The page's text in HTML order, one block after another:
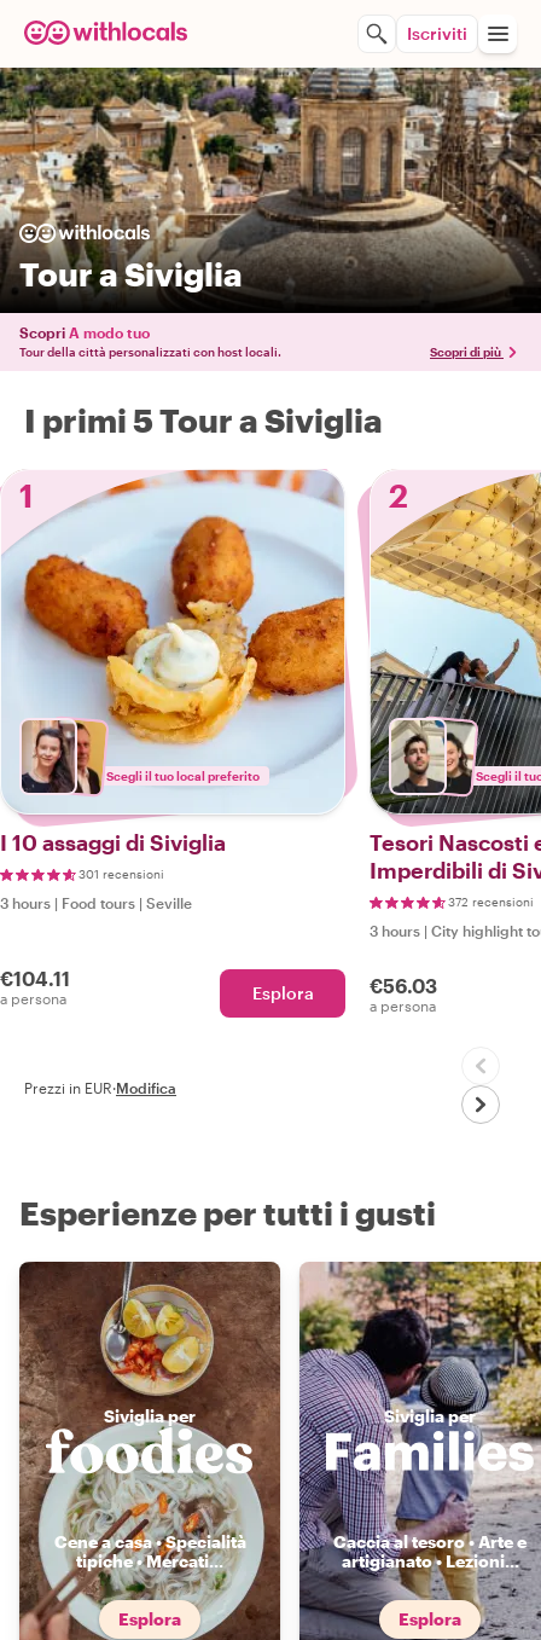
Iscriviti
Tour a Siviglia
Scopri A modo tuo
Tour della città personalizzati con host locali. Scopri di più
I primi 5 Tour a Siviglia
1
Scegli il tuo local preferito
I 10 assaggi di Siviglia
301 recensioni
3 hours | Food tours | Seville
€104.11
a persona Esplora
2
Scegli il
Tesori Nascosti
Imperdibili di
372 recensioni
3 hours | City highlight
€56.03
a persona
Prezzi in EUR·Modifica
Esperienze per tutti i gusti
Siviglia per
Cene a casa • Specialità
tipiche • Mercati...
Esplora
Siviglia per
Caccia al tesoro • Arte e
artigianato • Lezioni...
Esplora